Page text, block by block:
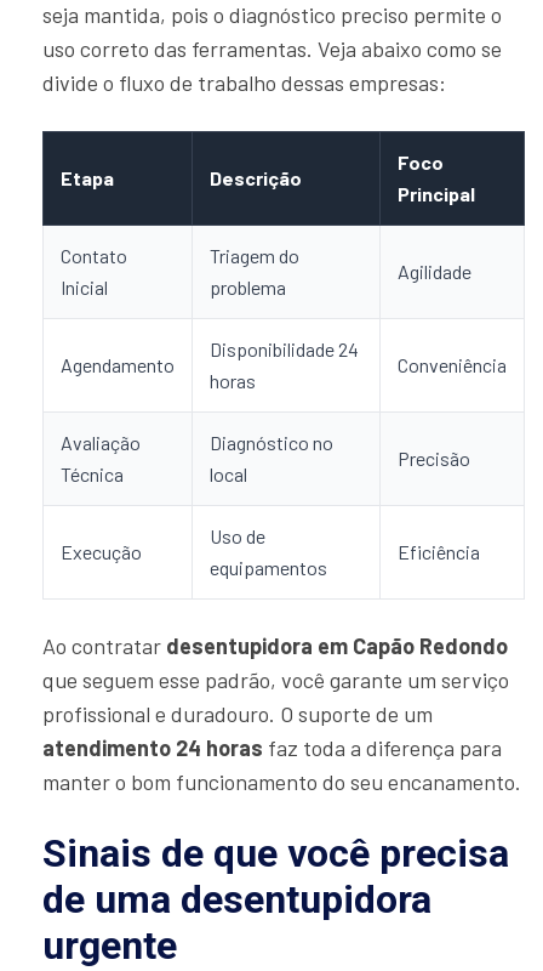
seja mantida, pois o diagnóstico preciso permite o
uso correto das ferramentas. Veja abaixo como se
divide o fluxo de trabalho dessas empresas:
Etapa Descrição
Foco
Principal
Contato
Inicial
Triagem do
problema
Agilidade
Agendamento
Disponibilidade 24
horas
Conveniência
Avaliação
Técnica
Diagnóstico no
local
Precisão
Execução
Uso de
equipamentos
Eficiência
Ao contratar desentupidora em Capão Redondo
que seguem esse padrão, você garante um serviço
profissional e duradouro. O suporte de um
atendimento 24 horas faz toda a diferença para
manter o bom funcionamento do seu encanamento.
Sinais de que você precisa
de uma desentupidora
urgente